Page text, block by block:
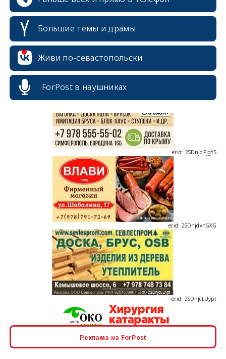
Большие темы и драмы
Живи по-севастопольски
ForPost в наушниках
erid: 2SDnjcrDNw6
erid: 2SDnjdPjgYS
erid: 2SDnjdvhGXG
erid: 2SDnjcrDNw6
Реклама на ForPost